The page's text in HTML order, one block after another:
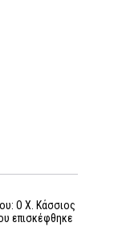
Ο Χ. Κάσσιος
επισκέφθηκε